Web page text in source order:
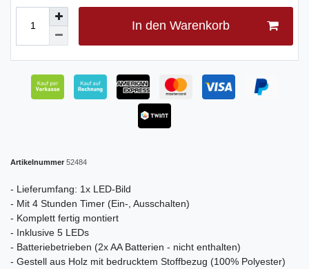
In den Warenkorb
Artikelnummer 52484
- Lieferumfang: 1x LED-Bild
- Mit 4 Stunden Timer (Ein-, Ausschalten)
- Komplett fertig montiert
- Inklusive 5 LEDs
- Batteriebetrieben (2x AA Batterien - nicht enthalten)
- Gestell aus Holz mit bedrucktem Stoffbezug (100% Polyester)